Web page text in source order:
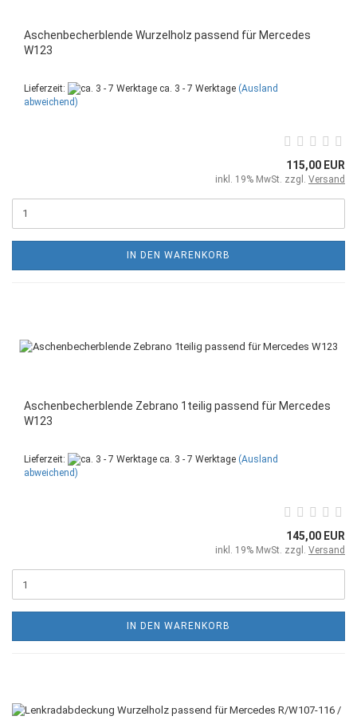
Aschenbecherblende Wurzelholz passend für Mercedes
W123
Lieferzeit: ca. 3 - 7 Werktage (Ausland
abweichend)
115,00 EUR
inkl. 19% MwSt. zzgl. Versand
IN DEN WARENKORB
Aschenbecherblende Zebrano 1teilig passend für Mercedes
W123
Lieferzeit: ca. 3 - 7 Werktage (Ausland
abweichend)
145,00 EUR
inkl. 19% MwSt. zzgl. Versand
IN DEN WARENKORB